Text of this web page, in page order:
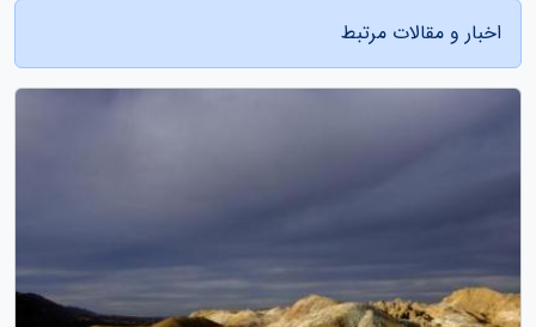
اخبار و مقالات مرتبط